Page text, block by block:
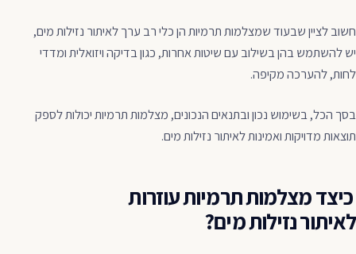
חשוב לציין שבעוד שמצלמות תרמיות הן כלי רב ערך לאיתור נזילות מים,
יש להשתמש בהן בשילוב עם שיטות אחרות, כגון בדיקה ויזואלית ומדדי
לחות, להערכה מקיפה.
בסך הכל, בשימוש נכון ובתנאים הנכונים, מצלמות תרמיות יכולות לספק
תוצאות מדויקות ואמינות לאיתור נזילות מים.
כיצד מצלמות תרמיות עוזרות
לאיתור נזילות מים?